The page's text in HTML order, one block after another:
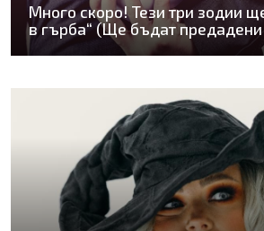
Много скоро! Тези три зодии
в гърба“ (Ще бъдат